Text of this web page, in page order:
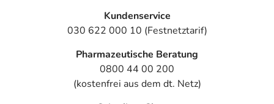
Kundenservice
030 622 000 10 (Festnetztarif)
Pharmazeutische Beratung
0800 44 00 200
(kostenfrei aus dem dt. Netz)